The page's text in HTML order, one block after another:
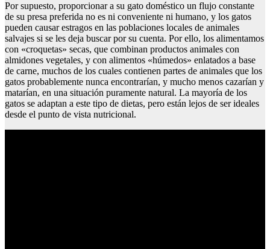
Por supuesto, proporcionar a su gato doméstico un flujo constante
de su presa preferida no es ni conveniente ni humano, y los gatos
pueden causar estragos en las poblaciones locales de animales
salvajes si se les deja buscar por su cuenta. Por ello, los alimentamos
con «croquetas» secas, que combinan productos animales con
almidones vegetales, y con alimentos «húmedos» enlatados a base
de carne, muchos de los cuales contienen partes de animales que los
gatos probablemente nunca encontrarían, y mucho menos cazarían y
matarían, en una situación puramente natural. La mayoría de los
gatos se adaptan a este tipo de dietas, pero están lejos de ser ideales
desde el punto de vista nutricional.